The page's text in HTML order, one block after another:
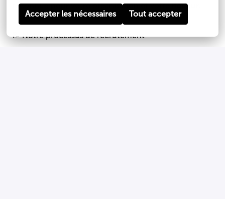
Accepter les nécessaires Tout accepter
reconnue pour votre organisation et votre rigueur.
📝 Notre processus de recrutement